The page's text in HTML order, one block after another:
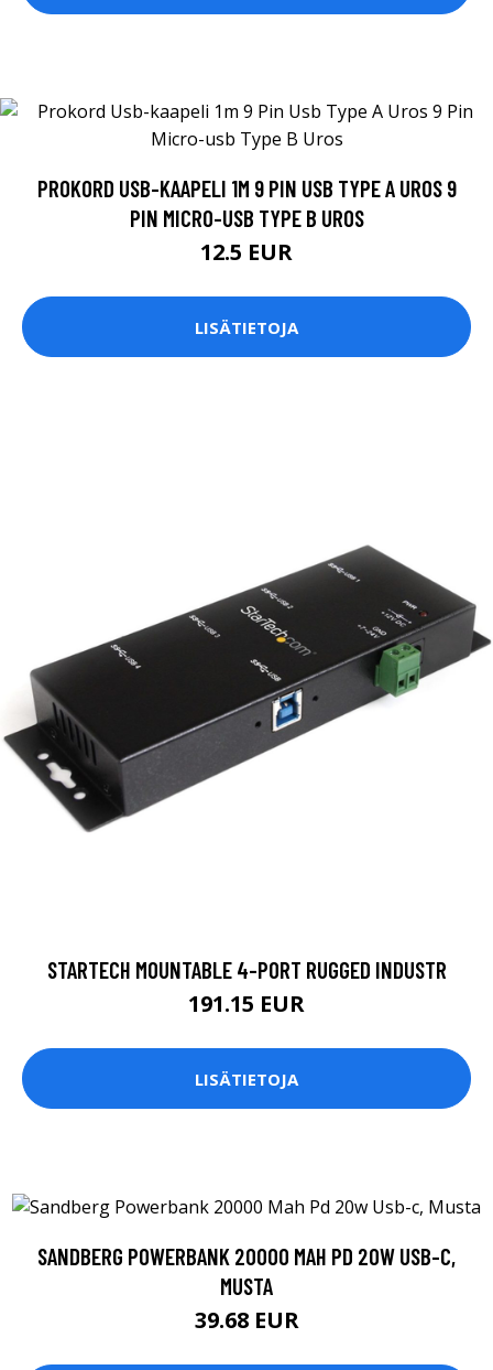
PROKORD USB-KAAPELI 1M 9 PIN USB TYPE A UROS 9
PIN MICRO-USB TYPE B UROS
12.5 EUR
LISÄTIETOJA
STARTECH MOUNTABLE 4-PORT RUGGED INDUSTR
191.15 EUR
LISÄTIETOJA
SANDBERG POWERBANK 20000 MAH PD 20W USB-C,
MUSTA
39.68 EUR